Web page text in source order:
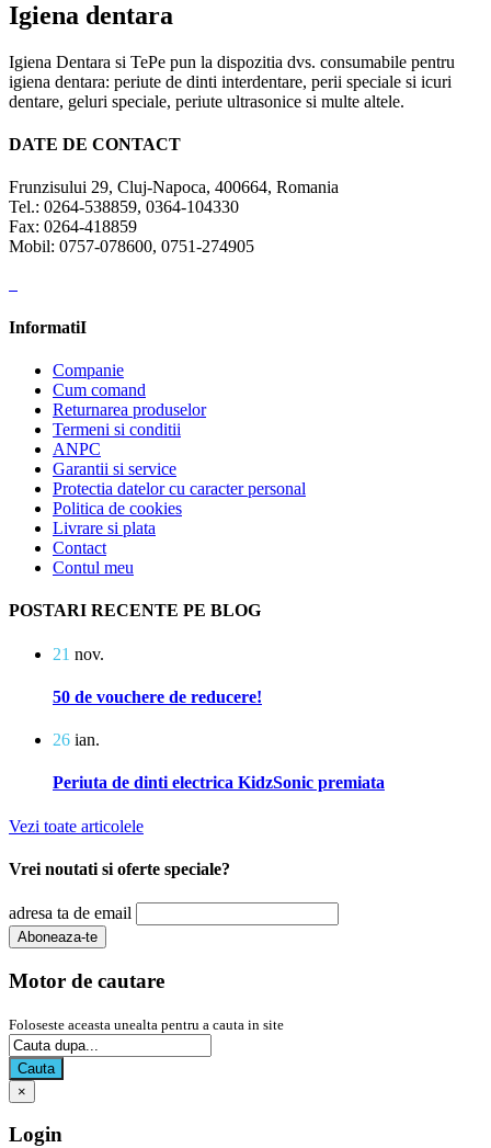
Igiena dentara
Igiena Dentara si TePe pun la dispozitia dvs. consumabile pentru
igiena dentara: periute de dinti interdentare, perii speciale si icuri
dentare, geluri speciale, periute ultrasonice si multe altele.
DATE DE CONTACT
Frunzisului 29, Cluj-Napoca, 400664, Romania
Tel.: 0264-538859, 0364-104330
Fax: 0264-418859
Mobil: 0757-078600, 0751-274905
InformatiI
Companie
Cum comand
Returnarea produselor
Termeni si conditii
ANPC
Garantii si service
Protectia datelor cu caracter personal
Politica de cookies
Livrare si plata
Contact
Contul meu
POSTARI RECENTE PE BLOG
21 nov.
50 de vouchere de reducere!
26 ian.
Periuta de dinti electrica KidzSonic premiata
Vezi toate articolele
Vrei noutati si oferte speciale?
adresa ta de email
Motor de cautare
Foloseste aceasta unealta pentru a cauta in site
Cauta
×
Login